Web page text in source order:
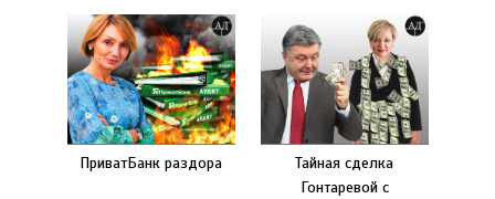
ПриватБанк раздора
Тайная сделка
Гонтаревой с